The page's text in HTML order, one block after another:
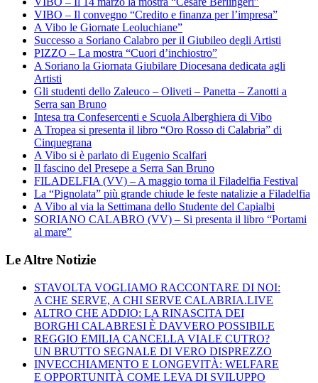
VIBO – Il convegno “Credito e finanza per l’impresa”
A Vibo le Giornate Leoluchiane”
Successo a Soriano Calabro per il Giubileo degli Artisti
PIZZO – La mostra “Cuori d’inchiostro”
A Soriano la Giornata Giubilare Diocesana dedicata agli
Artisti
Gli studenti dello Zaleuco – Oliveti – Panetta – Zanotti a
Serra san Bruno
Intesa tra Confesercenti e Scuola Alberghiera di Vibo
A Tropea si presenta il libro “Oro Rosso di Calabria” di
Cinquegrana
A Vibo si è parlato di Eugenio Scalfari
Il fascino del Presepe a Serra San Bruno
FILADELFIA (VV) – A maggio torna il Filadelfia Festival
La “Pignolata” più grande chiude le feste natalizie a Filadelfia
A Vibo al via la Settimana dello Studente del Capialbi
SORIANO CALABRO (VV) – Si presenta il libro “Portami
al mare”
Le Altre Notizie
STAVOLTA VOGLIAMO RACCONTARE DI NOI:
A CHE SERVE, A CHI SERVE CALABRIA.LIVE
ALTRO CHE ADDIO: LA RINASCITA DEI
BORGHI CALABRESI È DAVVERO POSSIBILE
REGGIO EMILIA CANCELLA VIALE CUTRO?
UN BRUTTO SEGNALE DI VERO DISPREZZO
INVECCHIAMENTO E LONGEVITÀ: WELFARE
E OPPORTUNITÀ COME LEVA DI SVILUPPO